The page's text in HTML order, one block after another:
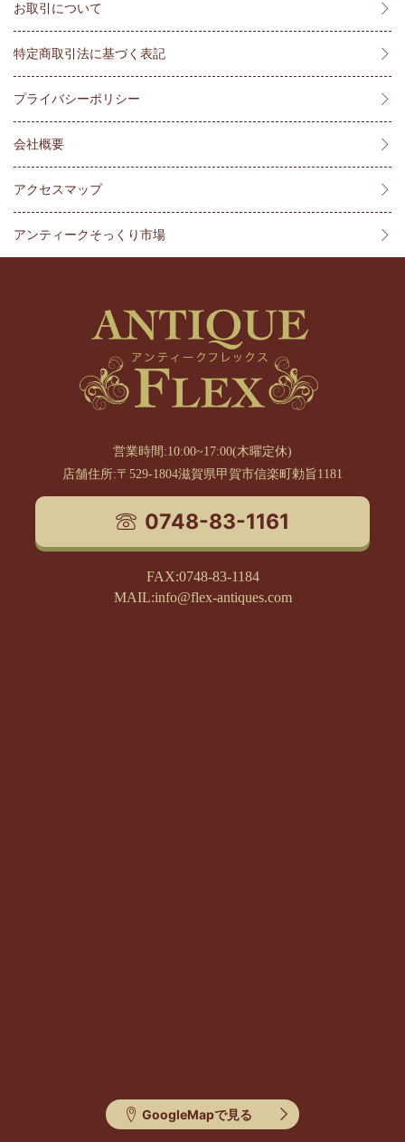
お取引について
特定商取引法に基づく表記
プライバシーポリシー
会社概要
アクセスマップ
アンティークそっくり市場
営業時間:10:00~17:00(木曜定休)
店舗住所:〒529-1804滋賀県甲賀市信楽町勅旨1181
0748-83-1161
FAX:0748-83-1184
MAIL:info@flex-antiques.com
GoogleMapで見る